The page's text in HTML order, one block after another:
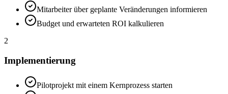
Mitarbeiter über geplante Veränderungen informieren
Budget und erwarteten ROI kalkulieren
2
Implementierung
Pilotprojekt mit einem Kernprozess starten